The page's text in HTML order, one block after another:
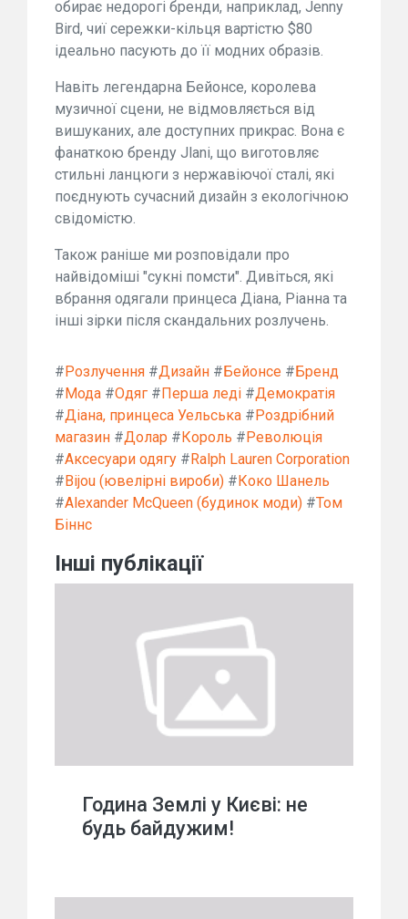
обирає недорогі бренди, наприклад, Jenny
Bird, чиї сережки-кільця вартістю $80
ідеально пасують до її модних образів.
Навіть легендарна Бейонсе, королева
музичної сцени, не відмовляється від
вишуканих, але доступних прикрас. Вона є
фанаткою бренду Jlani, що виготовляє
стильні ланцюги з нержавіючої сталі, які
поєднують сучасний дизайн з екологічною
свідомістю.
Також раніше ми розповідали про
найвідоміші "сукні помсти". Дивіться, які
вбрання одягали принцеса Діана, Ріанна та
інші зірки після скандальних розлучень.
# Розлучення #Дизайн # Бейонсе # Бренд
# Мода #Одяг # Перша леді #Демократія
#Діана, принцеса Уельська # Роздрібний
магазин #Долар # Король # Революція
#Аксесуари одягу # Ralph Lauren Corporation
# Bijou (ювелірні вироби) # Коко Шанель
#Alexander McQueen (будинок моди) #Том
Біннс
Інші публікації
Година Землі у Києві: не
будь байдужим!